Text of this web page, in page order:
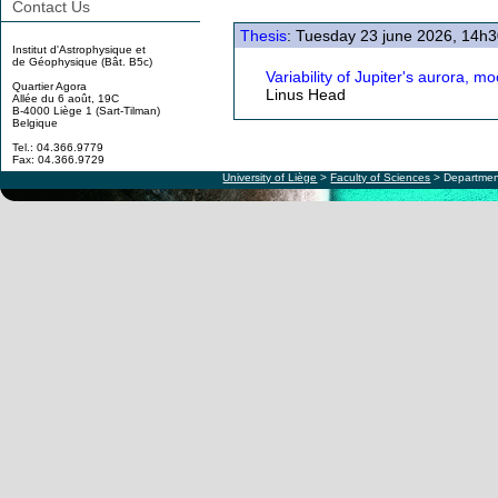
Contact Us
Institut d'Astrophysique et
de Géophysique (Bât. B5c)
Quartier Agora
Allée du 6 août, 19C
B-4000 Liège 1 (Sart-Tilman)
Belgique
Tel.: 04.366.9779
Fax: 04.366.9729
Thesis: Tuesday 23 june 2026,
Variability of Jupiter's aurora,
Linus Head
University of Liège >Faculty of Sciences >